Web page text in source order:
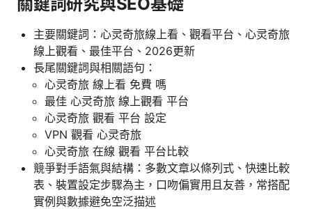
主要關鍵詞：心灵奇旅線上看、觀看平台、心灵奇旅
線上觀看、最佳平台、2026更新
長尾關鍵詞與相關語句：
心灵奇旅 線上看 免費 嗎
最佳 心灵奇旅 線上觀看 平台
心灵奇旅 觀看 平台 設定
VPN 觀看 心灵奇旅
心灵奇旅 在線 觀看 平台比較
競爭對手語氣與結構：多數文章以條列式、快速比較
表、裝置設定步驟為主，口吻偏實用且友善，常搭配
實例與數據避免空泛描述